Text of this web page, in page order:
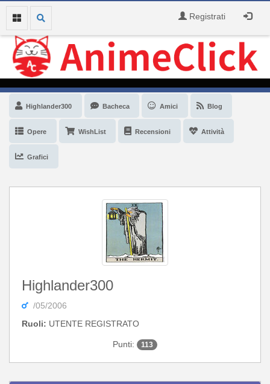
Registrati
Highlander300 Bacheca Amici Blog
Opere WishList Recensioni Attività
Grafici
Highlander300
/05/2006
Ruoli: UTENTE REGISTRATO
Punti: 113